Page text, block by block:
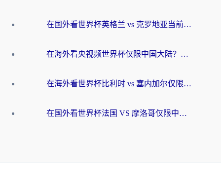
在国外看世界杯英格兰 vs 克罗地亚当前地区不可播放？这篇指南帮你搞定所有海外观赛难题
在海外看央视频世界杯仅限中国大陆？这篇指南帮你解锁中文解说+无卡顿直播
在海外看世界杯比利时 vs 塞内加尔仅限中国大陆？我找到了最流畅的中文解说之路
在国外看世界杯法国 VS 摩洛哥仅限中国大陆？海外党这样看中文解说赛事不卡顿